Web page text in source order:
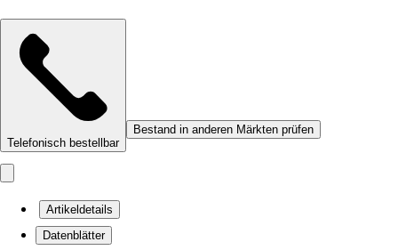
Telefonisch bestellbar
Bestand in anderen Märkten prüfen
Artikeldetails
Datenblätter